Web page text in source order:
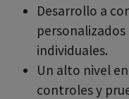
Desarrollo a
individuales.
Un alto nivel
controles y